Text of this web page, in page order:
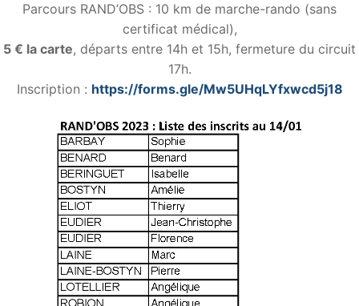
Parcours RAND’OBS : 10 km de marche-rando (sans
certificat médical),
5 € la carte, départs entre 14h et 15h, fermeture du circuit
17h.
Inscription : https://forms.gle/Mw5UHqLYfxwcd5j18